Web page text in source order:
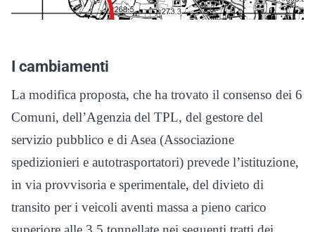
I cambiamenti
La modifica proposta, che ha trovato il consenso dei 6
Comuni, dell’Agenzia del TPL, del gestore del
servizio pubblico e di Asea (Associazione
spedizionieri e autotrasportatori) prevede l’istituzione,
in via provvisoria e sperimentale, del divieto di
transito per i veicoli aventi massa a pieno carico